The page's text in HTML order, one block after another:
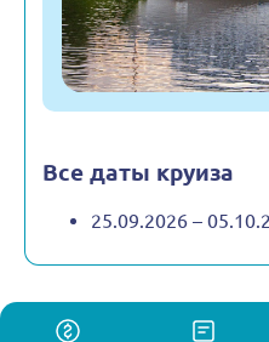
Все даты круиза
25.09.2026 –